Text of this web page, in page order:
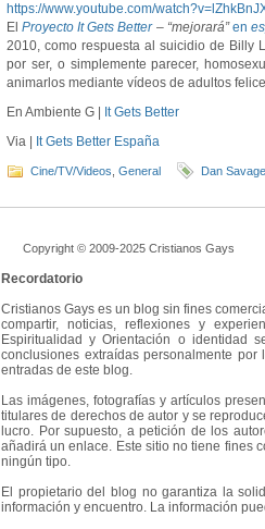
https://www.youtube.com/
ElProyecto It Gets Better – “mejorará”en
2010, como respuesta al suicidio de Billy
por ser, o simplemente parecer,
animarlos mediante vídeos de adultos
En Ambiente G |
It Gets Better
Via |
It Gets Better España
Cine/TV/Videos General Dan Savage
Copyright © 2009-2025 Cristianos Gays
Recordatorio
Cristianos Gays es un blog sin fines
compartir, noticias, reflexiones y
Espiritualidad y Orientación o identidad
conclusiones extraídas personalmente
entradas de este blog.
Las imágenes, fotografías y artículos
titulares de derechos de autor y se
lucro. Por supuesto, a petición de los
añadirá un enlace. Este sitio no tiene fines
ningún tipo.
El propietario del blog no garantiza la
información y encuentro. La información